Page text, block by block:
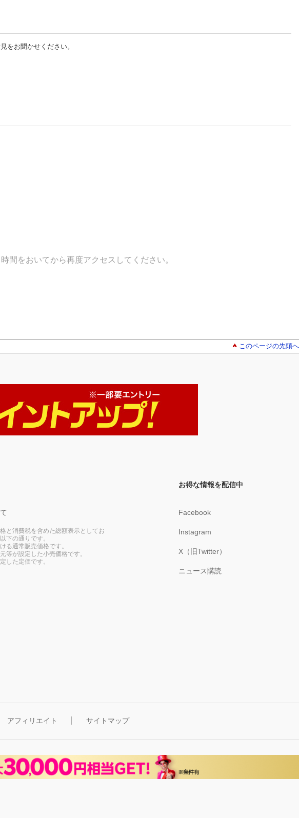
をお聞かせください。
間をおいてから再度アクセスしてください。
このページの先頭へ
と消費税を含めた総額表示としてお
下の通りです。
る通常販売価格です。
等が設定した小売価格です。
した定価です。
お得な情報を配信中
Facebook
Instagram
X（旧Twitter）
ニュース購読
アフィリエイト サイトマップ